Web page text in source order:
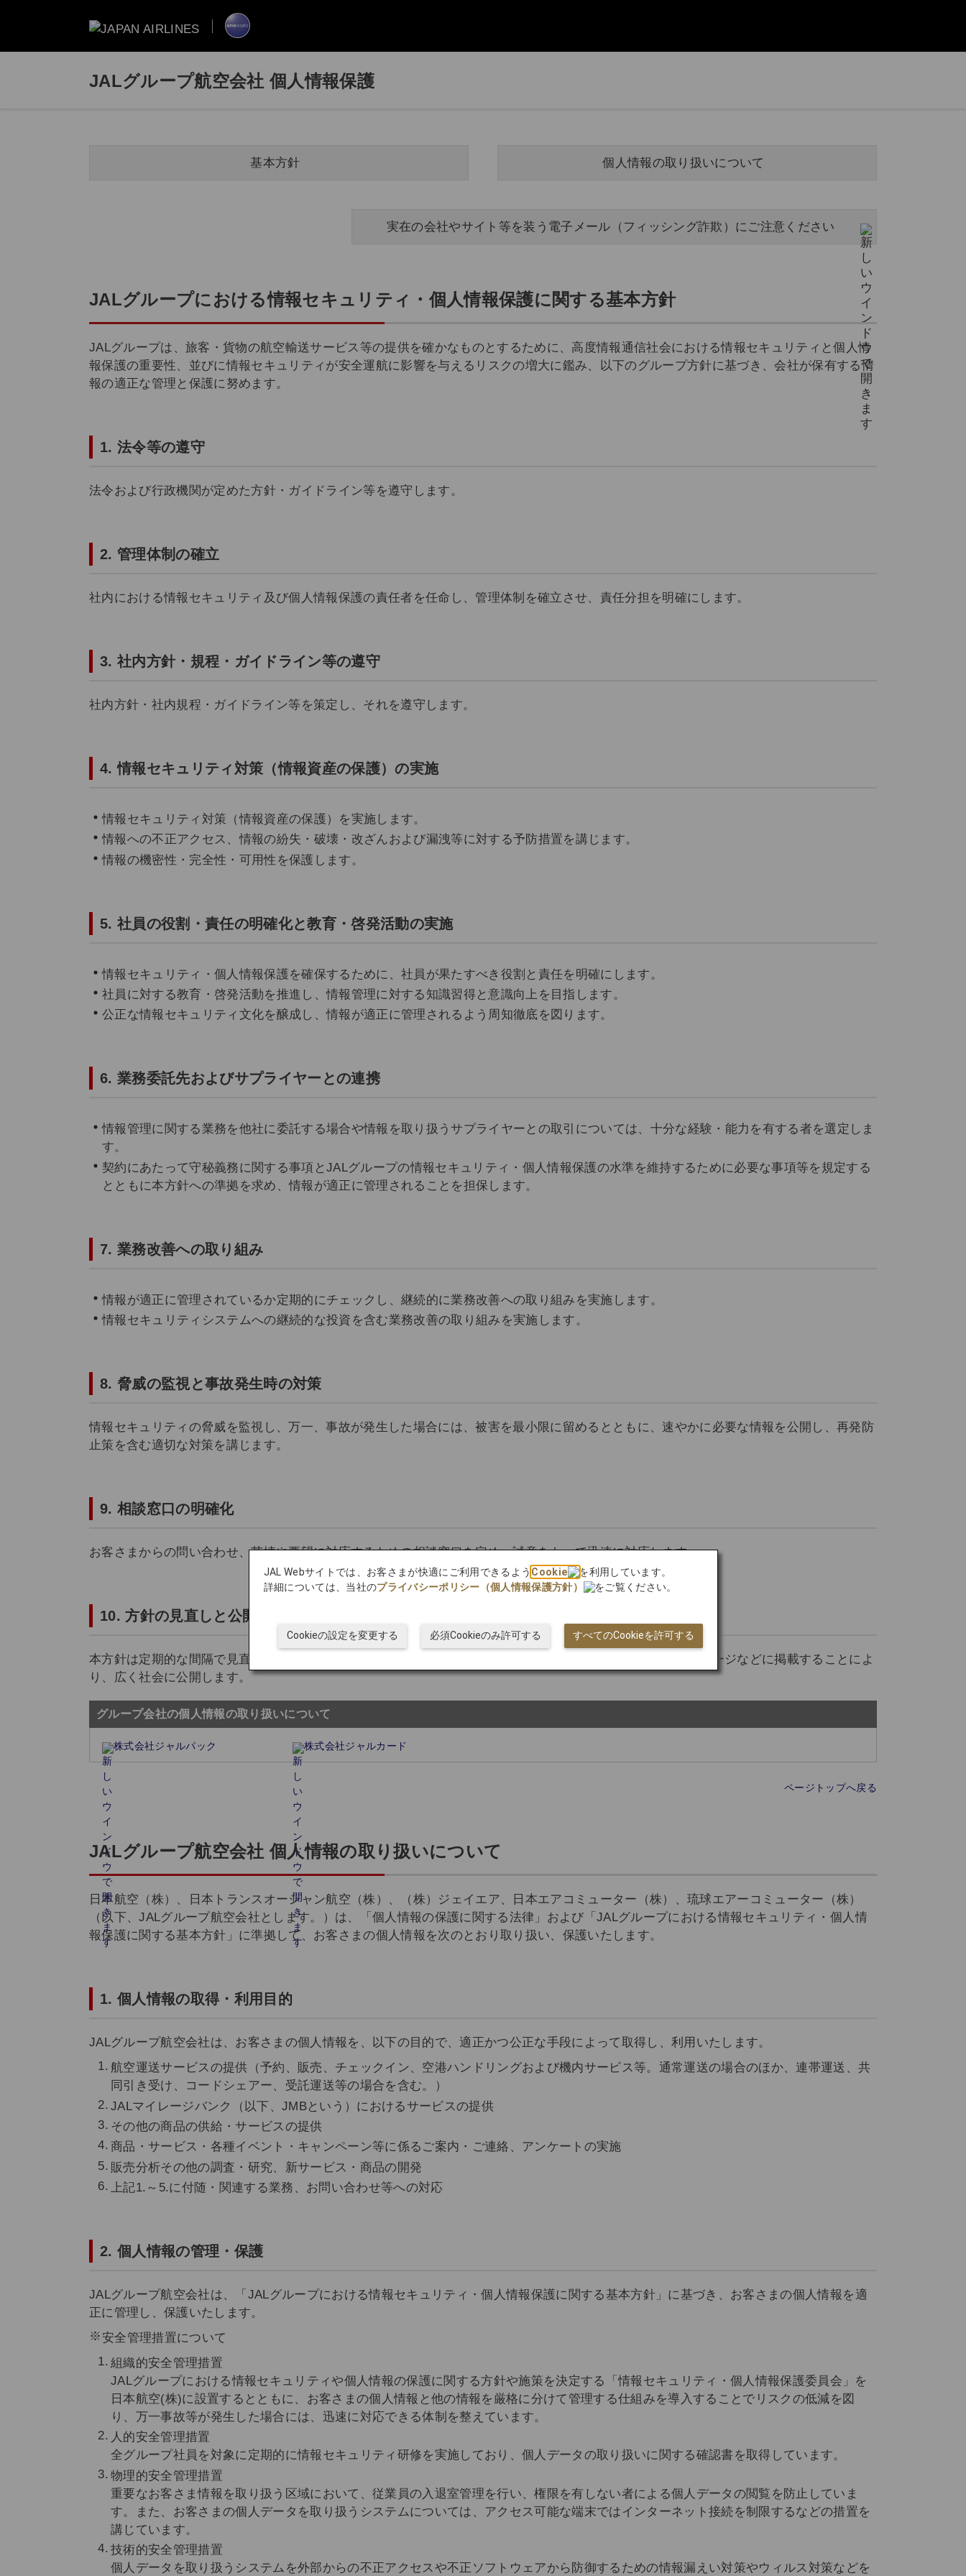
JALグループ航空会社 個人情報保護
基本方針 個人情報の取り扱いについて
実在の会社やサイト等を装う電子メール（フィッシング詐欺）にご注意ください
JALグループにおける情報セキュリティ・個人情報保護に関する基本方針
JALグループは、旅客・貨物の航空輸送サービス等の提供を確かなものとするために、高度情報通信社会における情報セキュリティと個人情
報保護の重要性、並びに情報セキュリティが安全運航に影響を与えるリスクの増大に鑑み、以下のグループ方針に基づき、会社が保有する情
報の適正な管理と保護に努めます。
1. 法令等の遵守
法令および行政機関が定めた方針・ガイドライン等を遵守します。
2. 管理体制の確立
社内における情報セキュリティ及び個人情報保護の責任者を任命し、管理体制を確立させ、責任分担を明確にします。
3. 社内方針・規程・ガイドライン等の遵守
社内方針・社内規程・ガイドライン等を策定し、それを遵守します。
4. 情報セキュリティ対策（情報資産の保護）の実施
情報セキュリティ対策（情報資産の保護）を実施します。
情報への不正アクセス、情報の紛失・破壊・改ざんおよび漏洩等に対する予防措置を講じます。
情報の機密性・完全性・可用性を保護します。
5. 社員の役割・責任の明確化と教育・啓発活動の実施
情報セキュリティ・個人情報保護を確保するために、社員が果たすべき役割と責任を明確にします。
社員に対する教育・啓発活動を推進し、情報管理に対する知識習得と意識向上を目指します。
公正な情報セキュリティ文化を醸成し、情報が適正に管理されるよう周知徹底を図ります。
6. 業務委託先およびサプライヤーとの連携
情報管理に関する業務を他社に委託する場合や情報を取り扱うサプライヤーとの取引については、十分な経験・能力を有する者を選定しま
す。
契約にあたって守秘義務に関する事項とJALグループの情報セキュリティ・個人情報保護の水準を維持するために必要な事項等を規定する
とともに本方針への準拠を求め、情報が適正に管理されることを担保します。
7. 業務改善への取り組み
情報が適正に管理されているか定期的にチェックし、継続的に業務改善への取り組みを実施します。
情報セキュリティシステムへの継続的な投資を含む業務改善の取り組みを実施します。
8. 脅威の監視と事故発生時の対策
情報セキュリティの脅威を監視し、万一、事故が発生した場合には、被害を最小限に留めるとともに、速やかに必要な情報を公開し、再発防
止策を含む適切な対策を講じます。
9. 相談窓口の明確化
お客さまからの問い合わせ、苦情や要望に対応するための相談窓口を定め、誠意をもって迅速に対応します。
10. 方針の見直しと公開
本方針は定期的な間隔で見直しするとともに、情報セキュリティおよび個人情報保護に関する方針等をホームページなどに掲載することによ
り、広く社会に公開します。
グループ会社の個人情報の取り扱いについて
株式会社ジャルパック 株式会社ジャルカード
ページトップへ戻る
JALグループ航空会社 個人情報の取り扱いについて
日本航空（株）、日本トランスオーシャン航空（株）、（株）ジェイエア、日本エアコミューター（株）、琉球エアーコミューター（株）
（以下、JALグループ航空会社とします。）は、「個人情報の保護に関する法律」および「JALグループにおける情報セキュリティ・個人情
報保護に関する基本方針」に準拠して、お客さまの個人情報を次のとおり取り扱い、保護いたします。
1. 個人情報の取得・利用目的
JALグループ航空会社は、お客さまの個人情報を、以下の目的で、適正かつ公正な手段によって取得し、利用いたします。
航空運送サービスの提供（予約、販売、チェックイン、空港ハンドリングおよび機内サービス等。通常運送の場合のほか、連帯運送、共
同引き受け、コードシェアー、受託運送等の場合を含む。）
JALマイレージバンク（以下、JMBという）におけるサービスの提供
その他の商品の供給・サービスの提供
商品・サービス・各種イベント・キャンペーン等に係るご案内・ご連絡、アンケートの実施
販売分析その他の調査・研究、新サービス・商品の開発
上記1.～5.に付随・関連する業務、お問い合わせ等への対応
2. 個人情報の管理・保護
JALグループ航空会社は、「JALグループにおける情報セキュリティ・個人情報保護に関する基本方針」に基づき、お客さまの個人情報を適
正に管理し、保護いたします。
安全管理措置について
組織的安全管理措置
JALグループにおける情報セキュリティや個人情報の保護に関する方針や施策を決定する「情報セキュリティ・個人情報保護委員会」を
日本航空(株)に設置するとともに、お客さまの個人情報と他の情報を厳格に分けて管理する仕組みを導入することでリスクの低減を図
り、万一事故等が発生した場合には、迅速に対応できる体制を整えています。
人的安全管理措置
全グループ社員を対象に定期的に情報セキュリティ研修を実施しており、個人データの取り扱いに関する確認書を取得しています。
物理的安全管理措置
重要なお客さま情報を取り扱う区域において、従業員の入退室管理を行い、権限を有しない者による個人データの閲覧を防止していま
す。また、お客さまの個人データを取り扱うシステムについては、アクセス可能な端末ではインターネット接続を制限するなどの措置を
講じています。
技術的安全管理措置
個人データを取り扱うシステムを外部からの不正アクセスや不正ソフトウェアから防御するための情報漏えい対策やウィルス対策などを
JAL Webサイトでは、お客さまが快適にご利用できるよう Cookie
を利用しています。
詳細については、当社のプライバシーポリシー（個人情報保護方針） をご覧ください。
すべてのCookieを許可する
必須Cookieのみ許可する
Cookieの設定を変更する